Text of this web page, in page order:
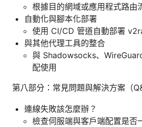
根據目的網域或應用程式路由
自動化與腳本化部署
使用 CI/CD 管道自動部署
與其他代理工具的整合
與 Shadowsocks、
配使用
第八部分：常見問題與解決方案（
連線失敗該怎麼辦？
檢查伺服端與客戶端配置是否